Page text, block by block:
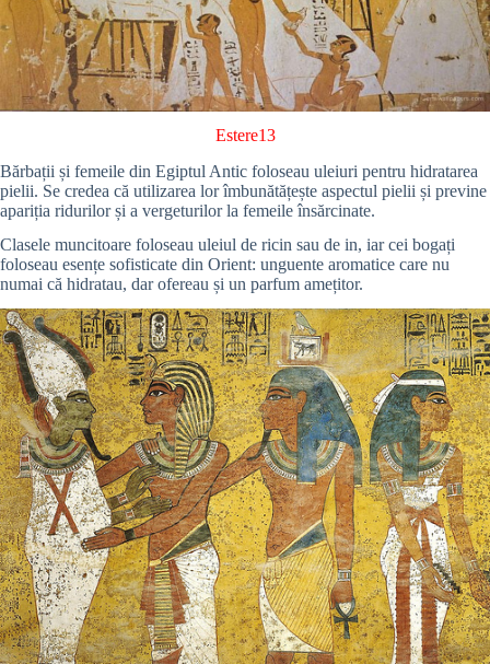
Estere13
Bărbații și femeile din Egiptul Antic foloseau uleiuri pentru hidratarea
pielii. Se credea că utilizarea lor îmbunătățește aspectul pielii și previne
apariția ridurilor și a vergeturilor la femeile însărcinate.
Clasele muncitoare foloseau uleiul de ricin sau de in, iar cei bogați
foloseau esențe sofisticate din Orient: unguente aromatice care nu
numai că hidratau, dar ofereau și un parfum amețitor.